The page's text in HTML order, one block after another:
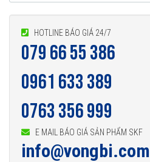
HOTLINE BÁO GIÁ 24/7
079 66 55 386
0961 633 389
0763 356 999
E MAIL BÁO GIÁ SẢN PHẨM SKF
info@vongbi.com